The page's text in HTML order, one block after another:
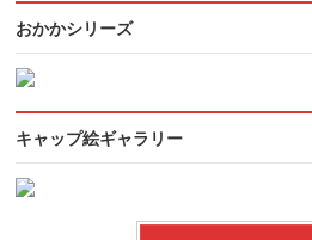
おかかシリーズ
キャップ絵ギャラリー